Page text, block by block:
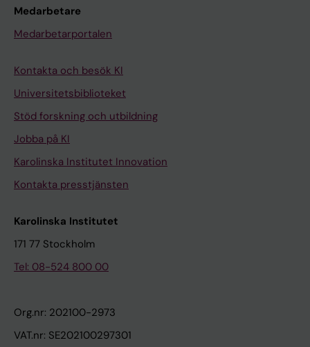
Medarbetare
Medarbetarportalen
Kontakta och besök KI
Universitetsbiblioteket
Stöd forskning och utbildning
Jobba på KI
Karolinska Institutet Innovation
Kontakta presstjänsten
Karolinska Institutet
171 77 Stockholm
Tel: 08-524 800 00
Org.nr: 202100-2973
VAT.nr: SE202100297301